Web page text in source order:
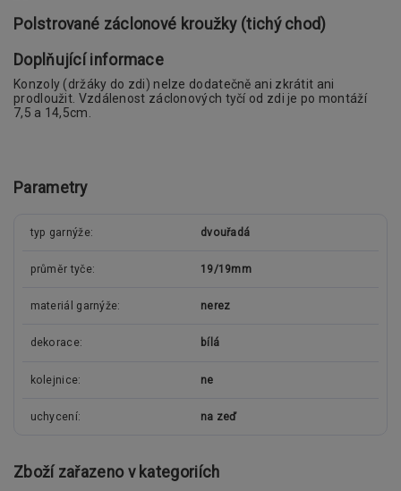
Polstrované záclonové kroužky (tichý chod)
Doplňující informace
Konzoly (držáky do zdi) nelze dodatečně ani zkrátit ani
prodloužit. Vzdálenost záclonových tyčí od zdi je po montáží
7,5 a 14,5cm.
Parametry
typ garnýže dvouřadá
průměr tyče 19/19mm
materiál garnýže nerez
dekorace bílá
kolejnice ne
uchycení na zeď
Zboží zařazeno v kategoriích